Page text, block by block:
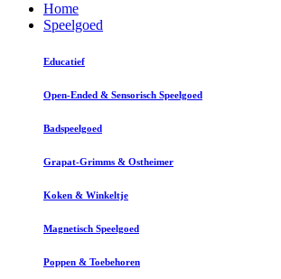
Home
Speelgoed
Educatief
Open-Ended & Sensorisch Speelgoed
Badspeelgoed
Grapat-Grimms & Ostheimer
Koken & Winkeltje
Magnetisch Speelgoed
Poppen & Toebehoren